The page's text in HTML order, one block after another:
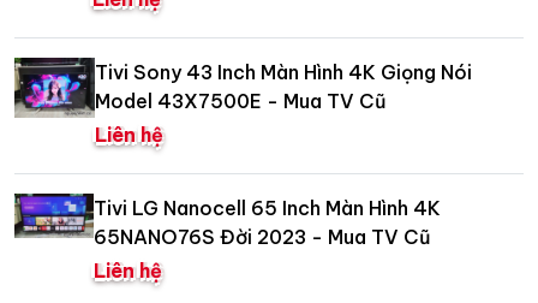
Tivi Sony 43 Inch Màn Hình 4K Giọng Nói
Model 43X7500E - Mua TV Cũ
Liên hệ
Tivi LG Nanocell 65 Inch Màn Hình 4K
65NANO76S Đời 2023 - Mua TV Cũ
Liên hệ